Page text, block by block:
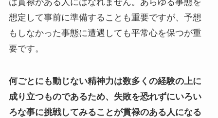
想定して事前に準備することも重要ですが、予想
もしなかった事態に遭遇しても平常心を保つが重
要です。
何ごとにも動じない精神力は数多くの経験の上に
成り立つものであるため、失敗を恐れずにいろい
ろな事に挑戦してみることが貫禄のある人になる